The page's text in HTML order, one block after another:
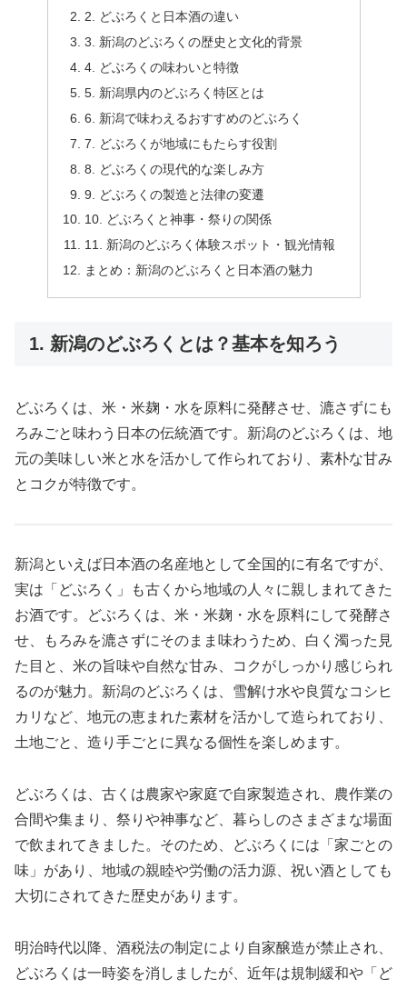
2. どぶろくと日本酒の違い
3. 新潟のどぶろくの歴史と文化的背景
4. どぶろくの味わいと特徴
5. 新潟県内のどぶろく特区とは
6. 新潟で味わえるおすすめのどぶろく
7. どぶろくが地域にもたらす役割
8. どぶろくの現代的な楽しみ方
9. どぶろくの製造と法律の変遷
10. どぶろくと神事・祭りの関係
11. 新潟のどぶろく体験スポット・観光情報
まとめ：新潟のどぶろくと日本酒の魅力
1. 新潟のどぶろくとは？基本を知ろう
どぶろくは、米・米麹・水を原料に発酵させ、漉さずにも
ろみごと味わう日本の伝統酒です。新潟のどぶろくは、地
元の美味しい米と水を活かして作られており、素朴な甘み
とコクが特徴です。
新潟といえば日本酒の名産地として全国的に有名ですが、
実は「どぶろく」も古くから地域の人々に親しまれてきた
お酒です。どぶろくは、米・米麹・水を原料にして発酵さ
せ、もろみを漉さずにそのまま味わうため、白く濁った見
た目と、米の旨味や自然な甘み、コクがしっかり感じられ
るのが魅力。新潟のどぶろくは、雪解け水や良質なコシヒ
カリなど、地元の恵まれた素材を活かして造られており、
土地ごと、造り手ごとに異なる個性を楽しめます。
どぶろくは、古くは農家や家庭で自家製造され、農作業の
合間や集まり、祭りや神事など、暮らしのさまざまな場面
で飲まれてきました。そのため、どぶろくには「家ごとの
味」があり、地域の親睦や労働の活力源、祝い酒としても
大切にされてきた歴史があります。
明治時代以降、酒税法の制定により自家醸造が禁止され、
どぶろくは一時姿を消しましたが、近年は規制緩和や「ど